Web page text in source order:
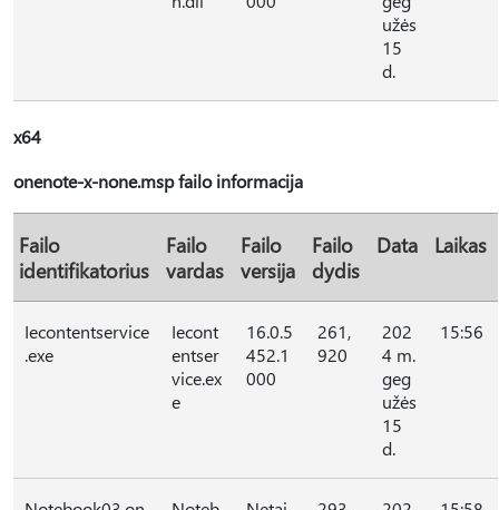
užės
15
d.
x64
onenote-x-none.msp failo informacija
Failo
identifikatorius
Failo
vardas
Failo
versija
Failo
dydis
Data Laikas
Iecontentservice
.exe
Iecont
entser
vice.ex
e
16.0.5
452.1
000
261,
920
202
4 m.
geg
užės
15
d.
15:56